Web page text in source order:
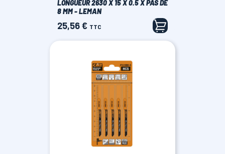
LONGUEUR 2630 X 15 X 0.5 X PAS DE
8 MM - LEMAN
Prix
25,56 € TTC